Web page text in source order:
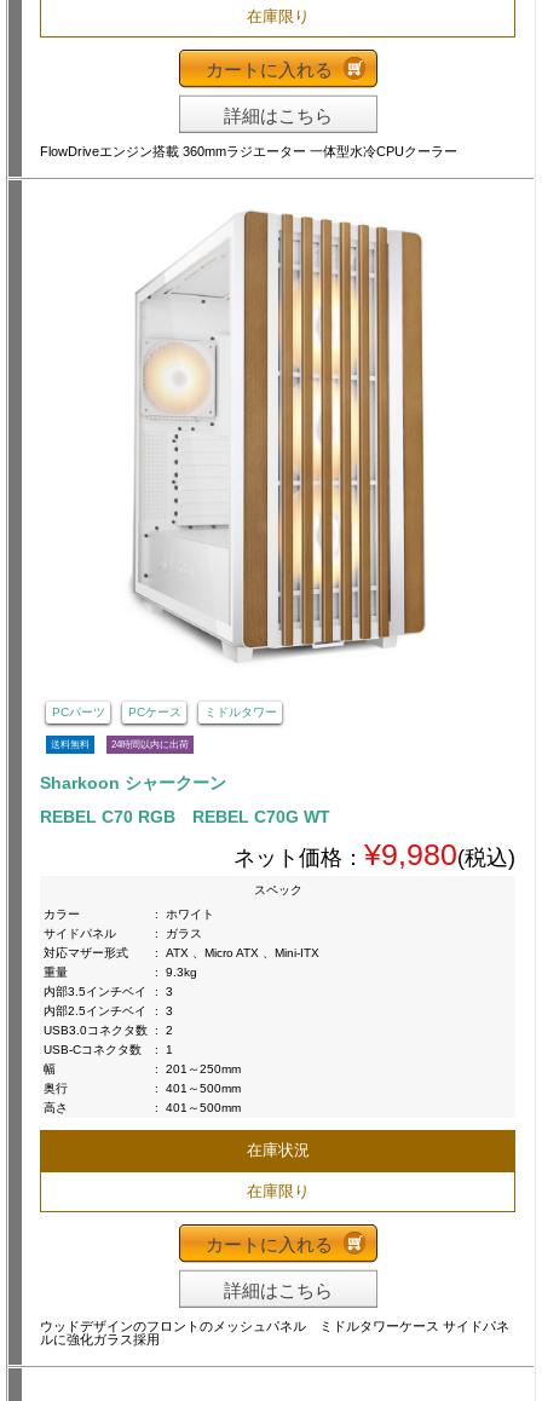
在庫限り
カートに入れる
詳細はこちら
FlowDriveエンジン搭載 360mmラジエーター 一体型水冷CPUクーラー
PCパーツ PCケース ミドルタワー
送料無料 24時間以内に出荷
Sharkoon シャークーン
REBEL C70 RGB REBEL C70G WT
ネット価格： ¥9,980(税込)
スペック
カラー
:
ホワイト
サイドパネル
:
ガラス
対応マザー形式
:
ATX 、Micro ATX 、Mini-ITX
重量
:
9.3kg
内部3.5インチベイ
:
3
内部2.5インチベイ
:
3
USB3.0コネクタ数 :
2
USB-Cコネクタ数
:
1
幅
:
201～250mm
奥行
:
401～500mm
高さ
: 401～500mm
在庫状況
在庫限り
カートに入れる
詳細はこちら
ウッドデザインのフロントのメッシュパネル ミドルタワーケース サイドパネ
ルに強化ガラス採用